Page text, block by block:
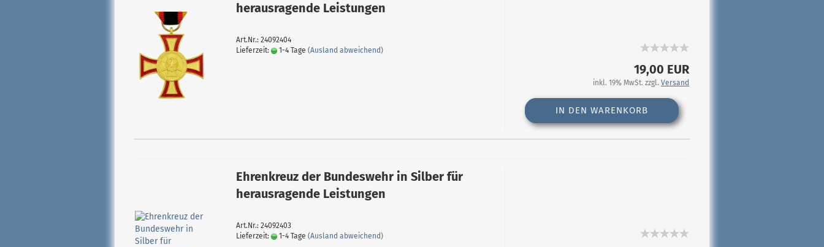
herausragende Leistungen
Art.Nr.: 24092404
Lieferzeit:
1-4 Tage (Ausland abweichend)
19,00 EUR
inkl. 19% MwSt. zzgl. Versand
IN DEN WARENKORB
Ehrenkreuz der Bundeswehr in Silber für
herausragende Leistungen
Art.Nr.: 24092403
Lieferzeit:
1-4 Tage (Ausland abweichend)